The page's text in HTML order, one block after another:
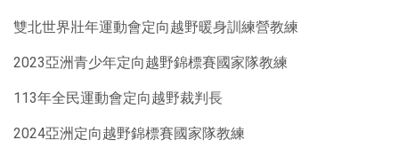
雙北世界壯年運動會定向越野暖身訓練營教練
2023亞洲青少年定向越野錦標賽國家隊教練
113年全民運動會定向越野裁判長
2024亞洲定向越野錦標賽國家隊教練